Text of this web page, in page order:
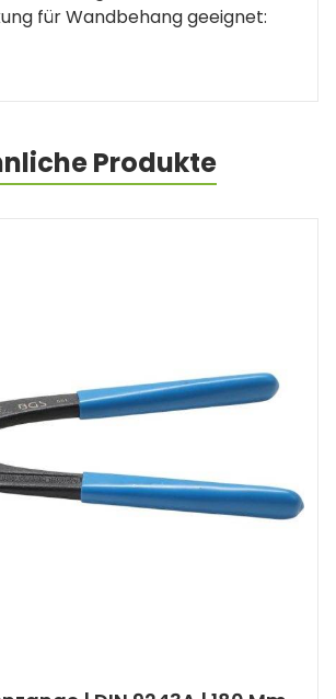
für Wandbehang geeignet:
Produkte